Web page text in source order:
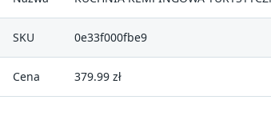
SKU 0e33f000fbe9
Cena 379.99 zł